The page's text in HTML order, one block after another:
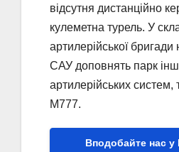
відсутня дистанційно
кулеметна турель. У
артилерійської бригади
САУ доповнять парк
артилерійських систем,
М777.
Вподобайте нас у